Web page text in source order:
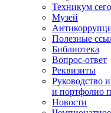
Техникум
Музей
Полезные
Библиотека
Вопрос-ответ
Реквизиты
Руководство
и портфолио
Новости